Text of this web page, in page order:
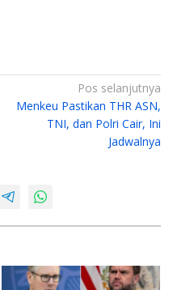
Pos selanjutnya
Menkeu Pastikan THR ASN,
TNI, dan Polri Cair, Ini
Jadwalnya